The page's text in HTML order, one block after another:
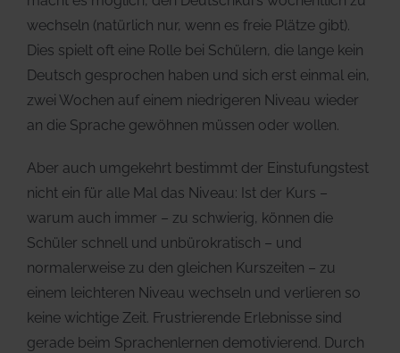
wechseln (natürlich nur, wenn es freie Plätze gibt).
Dies spielt oft eine Rolle bei Schülern, die lange kein
Deutsch gesprochen haben und sich erst einmal ein,
zwei Wochen auf einem niedrigeren Niveau wieder
an die Sprache gewöhnen müssen oder wollen.
Aber auch umgekehrt bestimmt der Einstufungstest
nicht ein für alle Mal das Niveau: Ist der Kurs –
warum auch immer – zu schwierig, können die
Schüler schnell und unbürokratisch – und
normalerweise zu den gleichen Kurszeiten – zu
einem leichteren Niveau wechseln und verlieren so
keine wichtige Zeit. Frustrierende Erlebnisse sind
gerade beim Sprachenlernen demotivierend. Durch